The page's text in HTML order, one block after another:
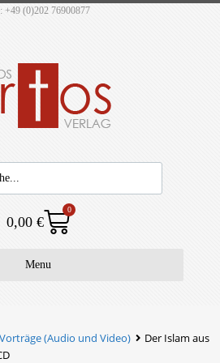
+49 (0)202 76900877
0,00 €
0
Menu
Vorträge (Audio und Video)
Der Islam aus